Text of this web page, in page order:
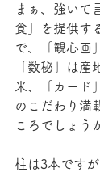
まぁ、強いて
食」を提供す
で、「観心画
「数秘」は産
米、「カード
のこだわり満
ころでしょう
柱は3本です